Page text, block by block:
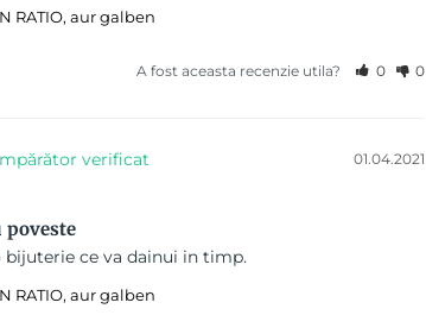
RATIO, aur galben
A fost aceasta recenzie utila? 0 0
01.04.2021
poveste
bijuterie ce va dainui in timp.
RATIO, aur galben